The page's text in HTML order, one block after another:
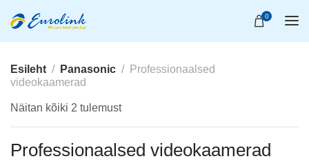
0
Esileht Panasonic
Professionaalsed
videokaamerad
Näitan kõiki 2 tulemust
Professionaalsed videokaamerad